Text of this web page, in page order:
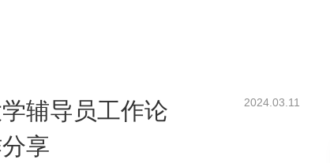
辅导员工作论
享
2024.03.11